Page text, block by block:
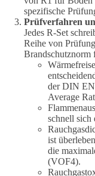
spezifische
Prüfverfahren
Jedes R-Set
Reihe von
Brandschutznorm
der DIN
Average
schnell sich
ist
die
(VOF4).